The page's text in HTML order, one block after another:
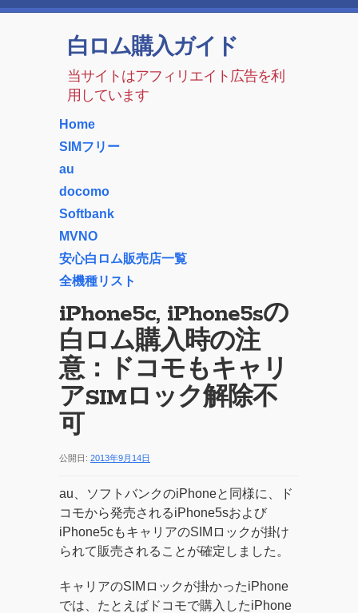
白ロム購入ガイド
当サイトはアフィリエイト広告を利
用しています
Home
SIMフリー
au
docomo
Softbank
MVNO
安心白ロム販売店一覧
全機種リスト
iPhone5c, iPhone5sの
白ロム購入時の注
意：ドコモもキャリ
アSIMロック解除不
可
公開日: 2013年9月14日
au、ソフトバンクのiPhoneと同様に、ド
コモから発売されるiPhone5sおよび
iPhone5cもキャリアのSIMロックが掛け
られて販売されることが確定しました。
キャリアのSIMロックが掛かったiPhone
では、たとえばドコモで購入したiPhone